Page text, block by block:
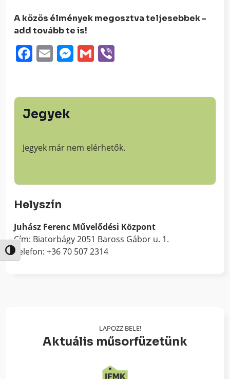
Nagy kontraszt váltása
A közös élmények megosztva teljesebbek -
add tovább te is!
Facebook
EmailMessenger
Gmail
Jegyek
Jegyek már nem elérhetők.
Helyszín
Juhász Ferenc Művelődési Központ
Cím: Biatorbágy 2051 Baross Gábor u. 1.
Telefon: +36 70 507 2314
LAPOZZ BELE!
Aktuális műsorfüzetünk